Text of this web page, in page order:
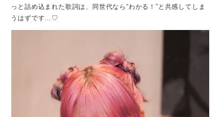
っと詰め込まれた歌詞は、同世代なら“わかる！”と共感してしま
うはずです…♡